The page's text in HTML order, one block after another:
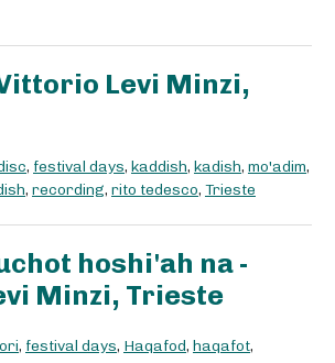
Levi Minzi,
, festival days, kaddish, kadish, mo'adim,
, recording, rito tedesco, Trieste
hoshi'ah na -
Minzi, Trieste
, festival days, Haqafod, haqafot,